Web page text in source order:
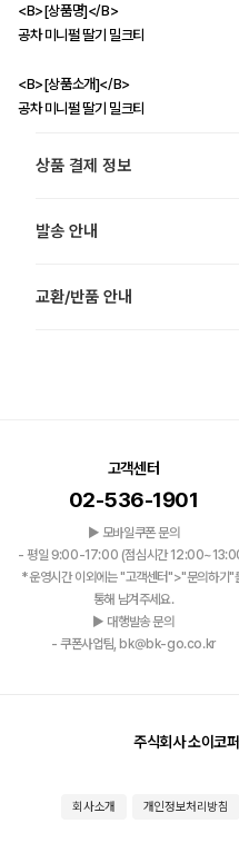
<B>[상품명]</B>
공차 미니펄 딸기 밀크티
<B>[상품소개]</B>
공차 미니펄 딸기 밀크티
상품 결제 정보
발송 안내
교환/반품 안내
고객센터
02-536-1901
▶ 모바일쿠폰 문의
- 평일 9:00-17:00 (점심시간
*운영시간 이외에는 "고객센터">"문의하기"
통해 남겨주세요.
▶ 대행발송 문의
- 쿠폰사업팀, bk@bk-go.co.kr
주식회사 소이코
회사소개 개인정보처리방침